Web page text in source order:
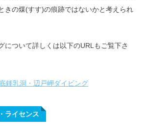
きの煤(すす)の痕跡ではないかと考えられ
について詳しくは以下のURLもご覧下さ
鍾乳洞・辺戸岬ダイビング
ライセンス